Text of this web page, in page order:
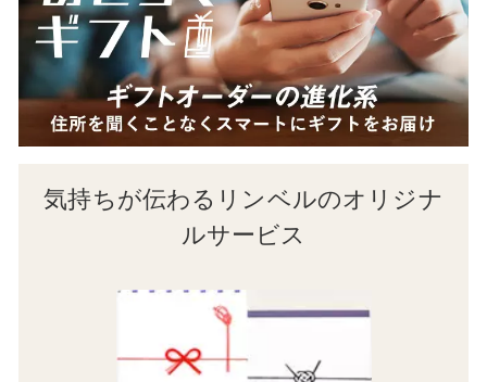
気持ちが伝わるリンベルのオリジナ
ルサービス